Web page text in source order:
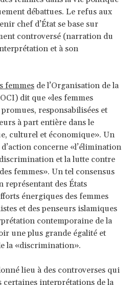
débattues. Le refus aux
chef d’État se base sur
controversé (narration du
et à son
femmes de l’Organisation de la
dit que «les femmes
responsabilisées et
à part entière dans le
culturel et économique». Un
concerne «l’élimination
et la lutte contre
femmes». Un tel consensus
représentant des États
énergiques des femmes
et des penseurs islamiques
contemporaine de la
une plus grande égalité et
la «discrimination».
lieu à des controverses qui
certaines interprétations de la